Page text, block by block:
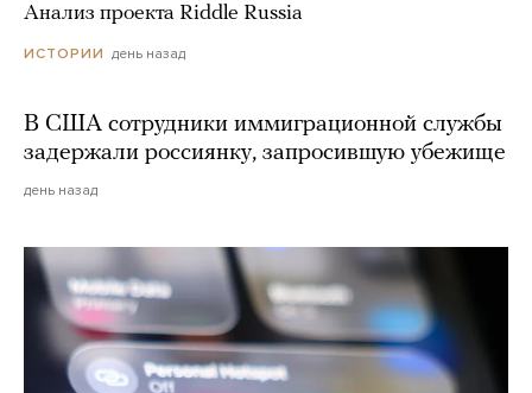
Анализ проекта Riddle Russia
ИСТОРИИ день назад
В США сотрудники иммиграционной службы
задержали россиянку, запросившую убежище
день назад